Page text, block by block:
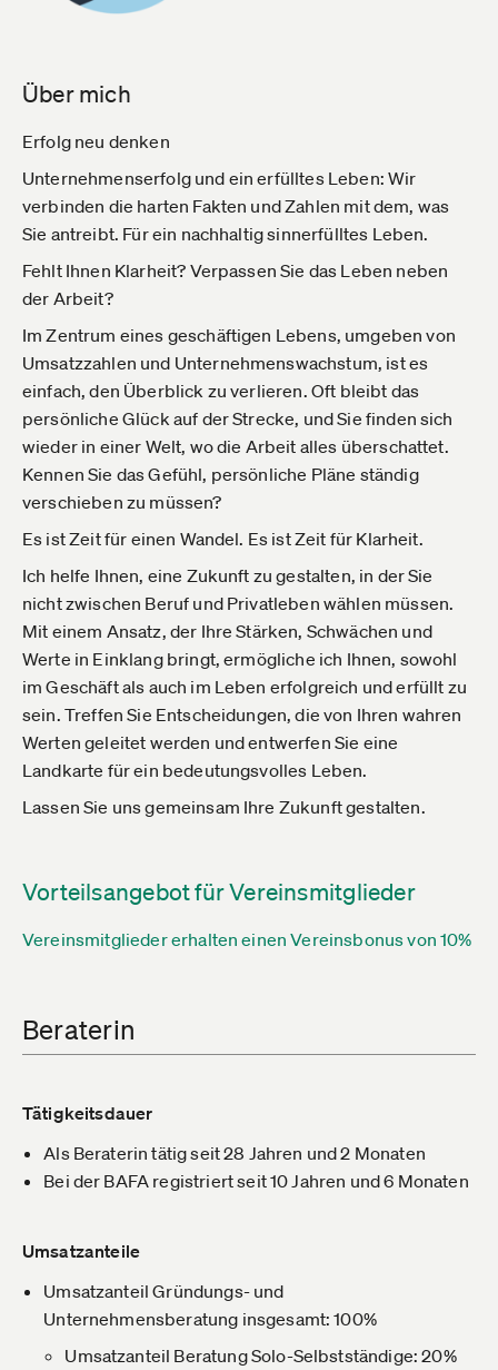
Über mich
Erfolg neu denken
Unternehmenserfolg und ein erfülltes Leben: Wir
verbinden die harten Fakten und Zahlen mit dem, was
Sie antreibt. Für ein nachhaltig sinnerfülltes Leben.
Fehlt Ihnen Klarheit? Verpassen Sie das Leben neben
der Arbeit?
Im Zentrum eines geschäftigen Lebens, umgeben von
Umsatzzahlen und Unternehmenswachstum, ist es
einfach, den Überblick zu verlieren. Oft bleibt das
persönliche Glück auf der Strecke, und Sie finden sich
wieder in einer Welt, wo die Arbeit alles überschattet.
Kennen Sie das Gefühl, persönliche Pläne ständig
verschieben zu müssen?
Es ist Zeit für einen Wandel. Es ist Zeit für Klarheit.
Ich helfe Ihnen, eine Zukunft zu gestalten, in der Sie
nicht zwischen Beruf und Privatleben wählen müssen.
Mit einem Ansatz, der Ihre Stärken, Schwächen und
Werte in Einklang bringt, ermögliche ich Ihnen, sowohl
im Geschäft als auch im Leben erfolgreich und erfüllt zu
sein. Treffen Sie Entscheidungen, die von Ihren wahren
Werten geleitet werden und entwerfen Sie eine
Landkarte für ein bedeutungsvolles Leben.
Lassen Sie uns gemeinsam Ihre Zukunft gestalten.
Vorteilsangebot für Vereinsmitglieder
Vereinsmitglieder erhalten einen Vereinsbonus von 10%
Beraterin
Tätigkeitsdauer
Als Beraterin tätig seit 28 Jahren und 2 Monaten
Bei der BAFA registriert seit 10 Jahren und 6 Monaten
Umsatzanteile
Umsatzanteil Gründungs- und
Unternehmensberatung insgesamt: 100%
Umsatzanteil Beratung Solo-Selbstständige: 20%